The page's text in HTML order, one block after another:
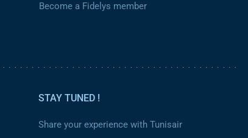
Become a Fidelys member
STAY TUNED !
Share your experience with Tunisair